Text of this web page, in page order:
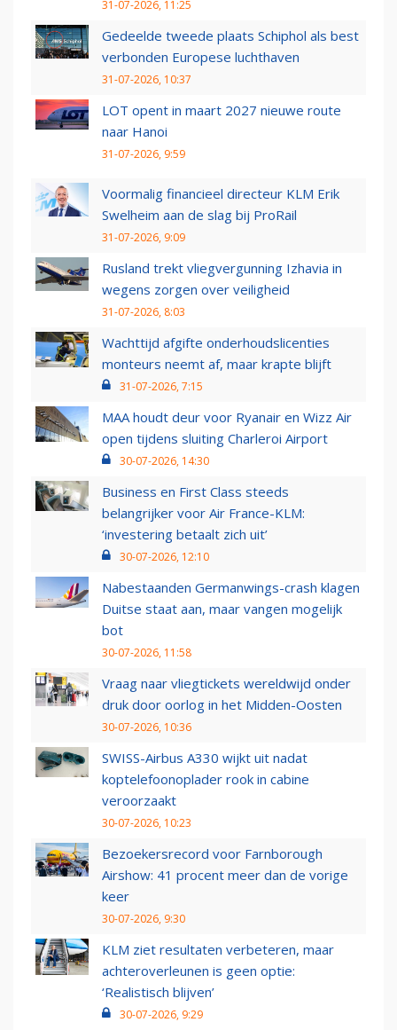
31-07-2026, 11:25
Gedeelde tweede plaats Schiphol als best
verbonden Europese luchthaven
31-07-2026, 10:37
LOT opent in maart 2027 nieuwe route
naar Hanoi
31-07-2026, 9:59
Voormalig financieel directeur KLM Erik
Swelheim aan de slag bij ProRail
31-07-2026, 9:09
Rusland trekt vliegvergunning Izhavia in
wegens zorgen over veiligheid
31-07-2026, 8:03
Wachttijd afgifte onderhoudslicenties
monteurs neemt af, maar krapte blijft
31-07-2026, 7:15
MAA houdt deur voor Ryanair en Wizz Air
open tijdens sluiting Charleroi Airport
30-07-2026, 14:30
Business en First Class steeds
belangrijker voor Air France-KLM:
‘investering betaalt zich uit’
30-07-2026, 12:10
Nabestaanden Germanwings-crash klagen
Duitse staat aan, maar vangen mogelijk
bot
30-07-2026, 11:58
Vraag naar vliegtickets wereldwijd onder
druk door oorlog in het Midden-Oosten
30-07-2026, 10:36
SWISS-Airbus A330 wijkt uit nadat
koptelefoonoplader rook in cabine
veroorzaakt
30-07-2026, 10:23
Bezoekersrecord voor Farnborough
Airshow: 41 procent meer dan de vorige
keer
30-07-2026, 9:30
KLM ziet resultaten verbeteren, maar
achteroverleunen is geen optie:
‘Realistisch blijven’
30-07-2026, 9:29